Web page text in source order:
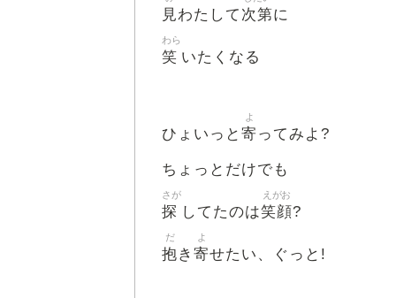
見わたして 次第に
笑
わら
いたくなる
ひょいっと 寄
よ
ってみよ?
ちょっとだけでも
探
さが
してたのは笑顔
えがお
?
抱
だ
き 寄
よ
せたい、ぐっと!